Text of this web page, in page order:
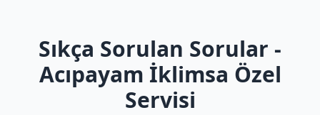
Sıkça Sorulan Sorular -
Acıpayam İklimsa Özel
Servisi